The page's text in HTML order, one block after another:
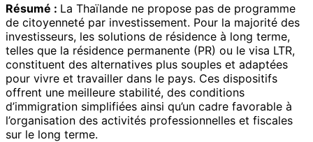
Résumé : La Thaïlande ne propose pas de programme
de citoyenneté par investissement. Pour la majorité des
investisseurs, les solutions de résidence à long terme,
telles que la résidence permanente (PR) ou le visa LTR,
constituent des alternatives plus souples et adaptées
pour vivre et travailler dans le pays. Ces dispositifs
offrent une meilleure stabilité, des conditions
d’immigration simplifiées ainsi qu’un cadre favorable à
l’organisation des activités professionnelles et fiscales
sur le long terme.